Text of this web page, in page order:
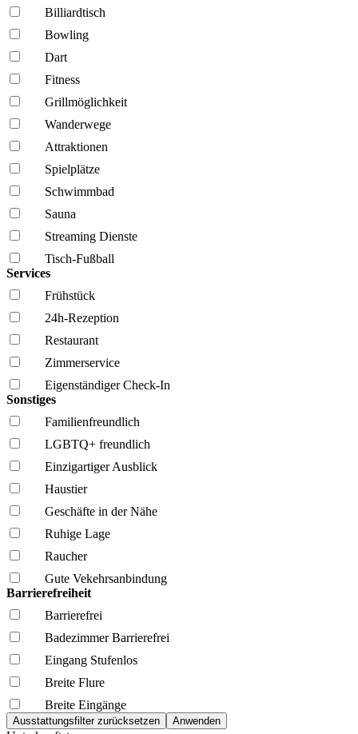
Billiardtisch
Bowling
Dart
Fitness
Grillmöglich­keit
Wanderwege
Attraktionen
Spielplätze
Schwimmbad
Sauna
Streaming Dienste
Tisch-Fußball
Services
Frühstück
24h-Rezeption
Restaurant
Zimmerservice
Eigenständiger Check-In
Sonstiges
Familien­freundlich
LGBTQ+ freundlich
Einzigartiger Ausblick
Haustier
Geschäfte in der Nähe
Ruhige Lage
Raucher
Gute Vekehrsanbindung
Barrierefreiheit
Barrierefrei
Badezimmer Barrierefrei
Eingang Stufenlos
Breite Flure
Breite Eingänge